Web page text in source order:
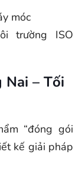
móc
trường ISO
– Tối
“đóng gói
kế giải pháp